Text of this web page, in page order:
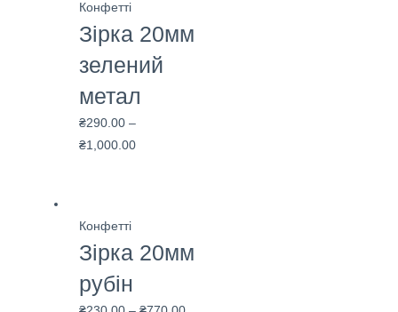
Конфетті
Зірка 20мм
зелений
метал
₴290.00 –
₴1,000.00
Конфетті
Зірка 20мм
рубін